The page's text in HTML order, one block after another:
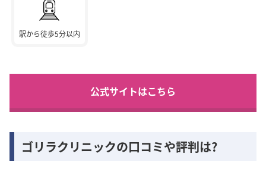
駅から徒歩5分以内
公式サイトはこちら
ゴリラクリニックの口コミや評判は?